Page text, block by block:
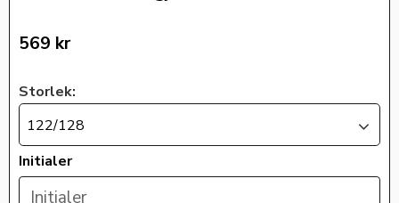
569 kr
Storlek:
122/128
Initialer